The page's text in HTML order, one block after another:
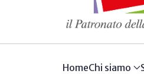
HomeChi siamo